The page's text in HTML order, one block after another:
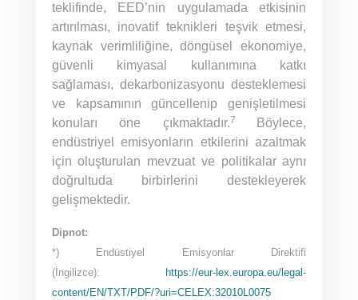
teklifinde, EED’nin uygulamada etkisinin
artırılması, inovatif teknikleri teşvik etmesi,
kaynak verimliliğine, döngüsel ekonomiye,
güvenli kimyasal kullanımına katkı
sağlaması, dekarbonizasyonu desteklemesi
ve kapsamının güncellenip genişletilmesi
konuları öne çıkmaktadır.7
Böylece,
endüstriyel emisyonların etkilerini azaltmak
için oluşturulan mevzuat ve politikalar aynı
doğrultuda birbirlerini destekleyerek
gelişmektedir.
Dipnot:
*) Endüstiyel Emisyonlar Direktifi
(İngilizce):
https://eur-lex.europa.eu/legal-
content/EN/TXT/PDF/?uri=CELEX:32010L0075